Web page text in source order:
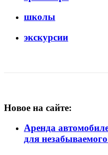
школы
экскурсии
Новое на сайте:
Аренда
для